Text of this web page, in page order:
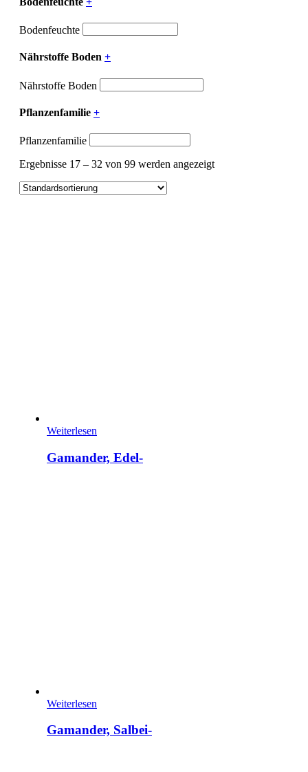
Bodenfeuchte
Nährstoffe Boden +
Nährstoffe Boden
Pflanzenfamilie +
Pflanzenfamilie
Ergebnisse 17 – 32 von 99 werden angezeigt
Weiterlesen
Gamander, Edel-
Weiterlesen
Gamander, Salbei-